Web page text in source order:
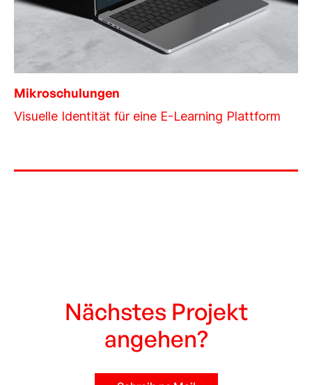
Mikroschulungen
Visuelle Identität für eine E-Learning Plattform
Nächstes Projekt
angehen?